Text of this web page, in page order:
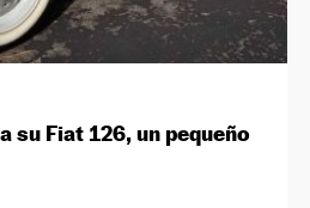
su Fiat 126, un pequeño